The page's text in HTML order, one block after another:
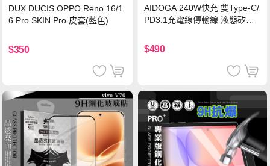
DUX DUCIS OPPO Reno 16/1
6 Pro SKIN Pro 皮套(藍色)
$350
AIDOGA 240W快充 雙Type-C/
PD3.1充電線傳輸線 液態矽膠
機/平板/筆電
$490